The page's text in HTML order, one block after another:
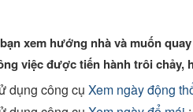
xem hướng nhà và muốn
việc được tiến hành trôi chảy,
dụng công cụ Xem ngày động